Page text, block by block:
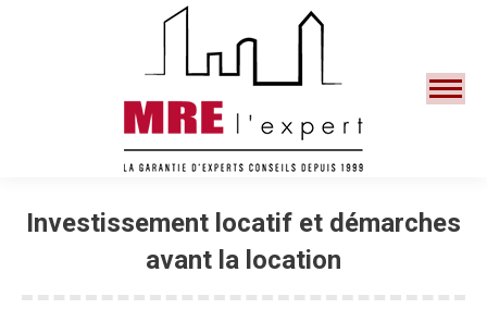
Investissement locatif et démarches
avant la location